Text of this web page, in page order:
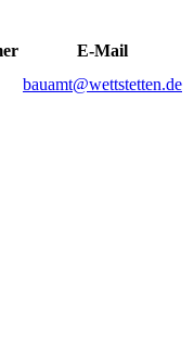
E-Mail
bauamt@wettstetten.de